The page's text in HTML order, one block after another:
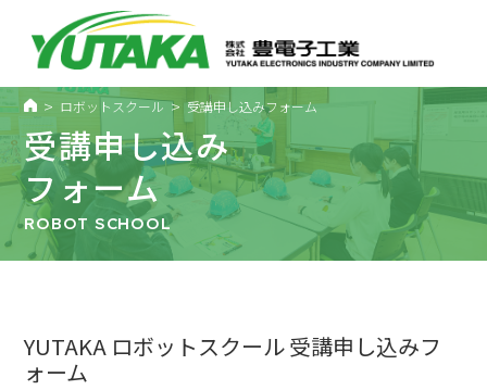
> ロボットスクール>受講申し込みフォーム
受講申し込み
フォーム
ROBOT SCHOOL
YUTAKA ロボットスクール 受講申し込みフ
ォーム